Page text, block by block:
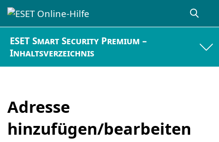
ESET Smart Security Premium –
Inhaltsverzeichnis
Adresse
hinzufügen/bearbeiten